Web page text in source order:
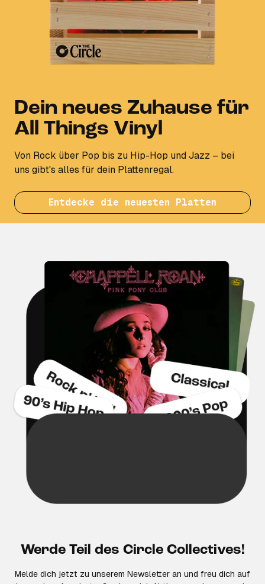
Dein neues Zuhause für
All Things Vinyl
Von Rock über Pop bis zu Hip-Hop und Jazz – bei
uns gibt's alles für dein Plattenregal.
Entdecke die neuesten Platten
Werde Teil des Circle Collectives!
Melde dich jetzt zu unserem Newsletter an und freu dich auf